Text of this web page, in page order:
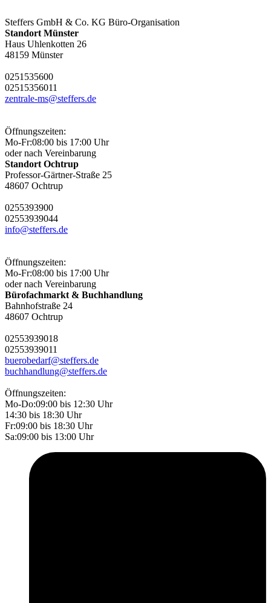
Steffers GmbH & Co. KG Büro-Organisation
Standort Münster
Haus Uhlenkotten 26
48159 Münster
0251 535600
0251 5356011
zentrale-ms@steffers.de
Öffnungszeiten:
Mo-Fr:08:00 bis 17:00 Uhr
oder nach Vereinbarung
Standort Ochtrup
Professor-Gärtner-Straße 25
48607 Ochtrup
0255393900
02553939044
info@steffers.de
Öffnungszeiten:
Mo-Fr:08:00 bis 17:00 Uhr
oder nach Vereinbarung
Bürofachmarkt & Buchhandlung
Bahnhofstraße 24
48607 Ochtrup
02553939018
02553939011
buerobedarf@steffers.de
buchhandlung@steffers.de
Öffnungszeiten:
Mo-Do:09:00 bis 12:30 Uhr
14:30 bis 18:30 Uhr
Fr:09:00 bis 18:30 Uhr
Sa:09:00 bis 13:00 Uhr